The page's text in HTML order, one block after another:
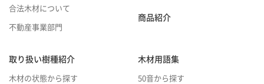
合法木材について
不動産事業部門
商品紹介
取り扱い樹種紹介
木材の状態から探す
木材用語集
50音から探す